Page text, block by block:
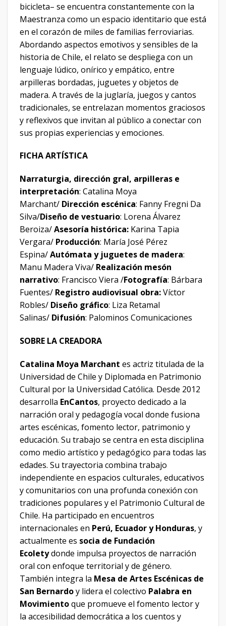
bicicleta– se encuentra constantemente con la
Maestranza como un espacio identitario que está
en el corazón de miles de familias ferroviarias.
Abordando aspectos emotivos y sensibles de la
historia de Chile, el relato se despliega con un
lenguaje lúdico, onírico y empático, entre
arpilleras bordadas, juguetes y objetos de
madera. A través de la juglaría, juegos y cantos
tradicionales, se entrelazan momentos graciosos
y reflexivos que invitan al público a conectar con
sus propias experiencias y emociones.
FICHA ARTÍSTICA
Narraturgia, dirección gral, arpilleras e
interpretación: Catalina Moya
Marchant/ Dirección escénica: Fanny Fregni Da
Silva/Diseño de vestuario: Lorena Álvarez
Beroiza/Asesoría histórica: Karina Tapia
Vergara/ Producción: María José Pérez
Espina/Autómata y juguetes de madera:
Manu Madera Viva/ Realización mesón
narrativo: Francisco Viera /Fotografía: Bárbara
Fuentes/ Registro audiovisual obra:Víctor
Robles/ Diseño gráfico: Liza Retamal
Salinas/ Difusión: Palominos Comunicaciones
SOBRE LA CREADORA
Catalina Moya Marchant es actriz titulada de la
Universidad de Chile y Diplomada en Patrimonio
Cultural por la Universidad Católica. Desde 2012
desarrolla EnCantos, proyecto dedicado a la
narración oral y pedagogía vocal donde fusiona
artes escénicas, fomento lector, patrimonio y
educación. Su trabajo se centra en esta disciplina
como medio artístico y pedagógico para todas las
edades. Su trayectoria combina trabajo
independiente en espacios culturales, educativos
y comunitarios con una profunda conexión con
tradiciones populares y el Patrimonio Cultural de
Chile. Ha participado en encuentros
internacionales en Perú, Ecuador y Honduras, y
actualmente es socia de Fundación
Ecoletydonde impulsa proyectos de narración
oral con enfoque territorial y de género.
También integra la Mesa de Artes Escénicas de
San Bernardoy lidera el colectivo Palabra en
Movimientoque promueve el fomento lector y
la accesibilidad democrática a los cuentos y